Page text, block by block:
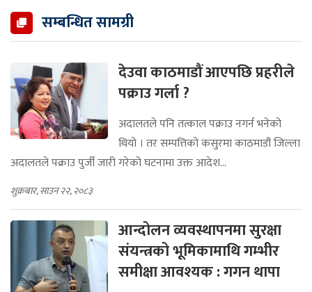
सम्बन्धित सामग्री
देउवा काठमाडौं आएपछि प्रहरीले
पक्राउ गर्ला ?
अदालतले पनि तत्काल पक्राउ नगर्न भनेको
थियो । तर सम्पत्तिको कसुरमा काठमाडौं जिल्ला
अदालतले पक्राउ पुर्जी जारी गरेको घटनामा उक्त आदेश...
शुक्रबार, साउन २२, २०८३
आन्दोलन व्यवस्थापनमा सुरक्षा
संयन्त्रको भूमिकामाथि गम्भीर
समीक्षा आवश्यक : गगन थापा